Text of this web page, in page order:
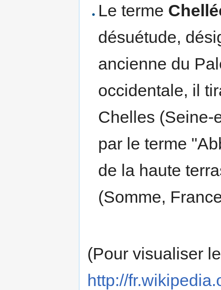
Le terme
désuétude,
ancienne du
occidentale, il
Chelles (Seine-
par le terme
de la haute
(Somme,
(Pour visualiser
http://